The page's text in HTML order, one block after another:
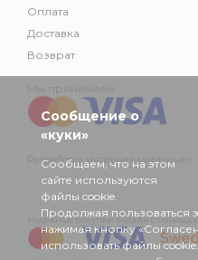
Оплата
Доставка
Возврат
Разработка интернет-магазина –
Надежные покупки онлайн с помощью
Сообщение о
«куки»
Сообщаем, что на этом
сайте используются
файлы cookie.
Продолжая пользоваться
нажимая кнопку
использовать файлы